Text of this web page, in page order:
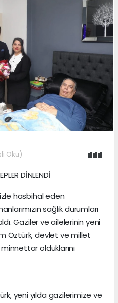
Oku)
DİNLENDİ
hasbihal eden
sağlık durumları
Gaziler ve ailelerinin yeni
Öztürk, devlet ve millet
olduklarını
yeni yılda gazilerimize ve